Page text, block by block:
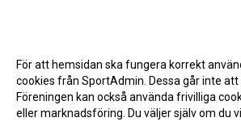
För att hemsidan ska fungera korrekt
cookies från SportAdmin. Dessa går inte att
Föreningen kan också använda frivilliga
eller marknadsföring. Du väljer själv om du